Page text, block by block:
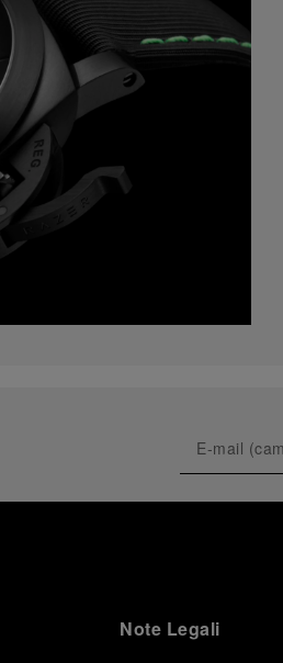
Note Legali